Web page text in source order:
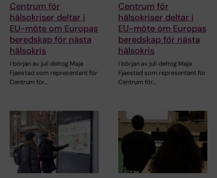
Centrum för
hälsokriser deltar i
EU-möte om Europas
beredskap för nästa
hälsokris
I början av juli deltog Maja
Fjaestad som representant för
Centrum för…
Centrum för
hälsokriser deltar i
EU-möte om Europas
beredskap för nästa
hälsokris
I början av juli deltog Maja
Fjaestad som representant för
Centrum för…